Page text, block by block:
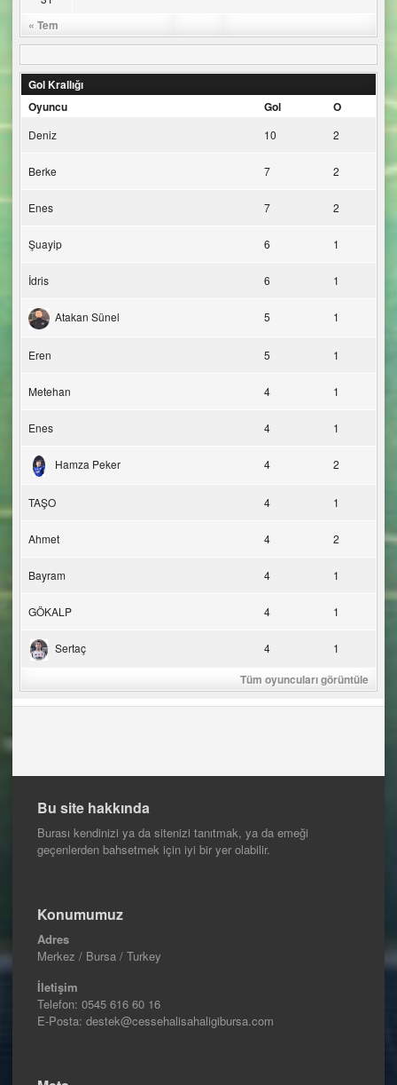
« Tem
Gol Krallığı
Oyuncu
Gol O
Deniz 10 2
Berke 7 2
Enes 7 2
Şuayip 6 1
İdris 6 1
Atakan Sünel 5 1
Eren 5 1
Metehan 4 1
Enes 4 1
Hamza Peker 4 2
TAŞO 4 1
Ahmet 4 2
Bayram 4 1
GÖKALP 4 1
Sertaç 4 1
Tüm oyuncuları görüntüle
Bu site hakkında
Burası kendinizi ya da sitenizi tanıtmak, ya da emeği
geçenlerden bahsetmek için iyi bir yer olabilir.
Konumumuz
Adres
Merkez / Bursa / Turkey
İletişim
Telefon: 0545 616 60 16
E-Posta: destek@cessehalisahaligibursa.com